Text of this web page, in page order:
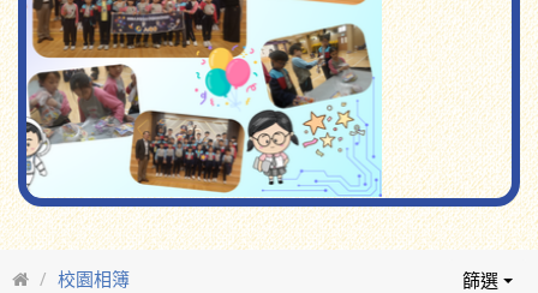
校園相簿 篩選